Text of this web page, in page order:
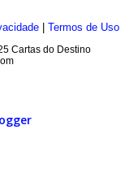
Termos de Uso
Cartas do Destino